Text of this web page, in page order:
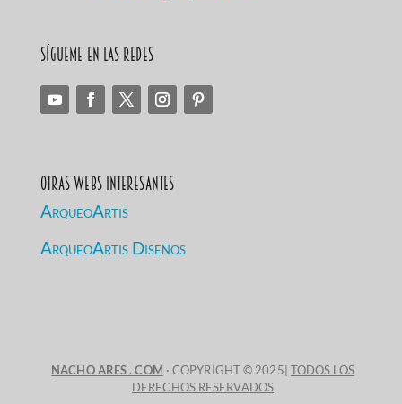
Sígueme en las redes
Otras Webs Interesantes
ArqueoArtis
ArqueoArtis Diseños
NACHO ARES . COM · COPYRIGHT © 2025| TODOS LOS
DERECHOS RESERVADOS